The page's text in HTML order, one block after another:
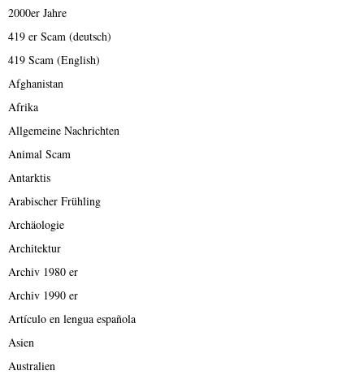
2000er Jahre
419 er Scam (deutsch)
419 Scam (English)
Afghanistan
Afrika
Allgemeine Nachrichten
Animal Scam
Antarktis
Arabischer Frühling
Archäologie
Architektur
Archiv 1980 er
Archiv 1990 er
Artículo en lengua española
Asien
Australien